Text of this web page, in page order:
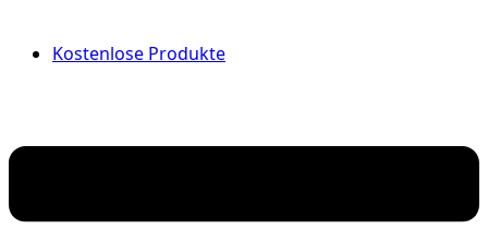
Kostenlose Produkte